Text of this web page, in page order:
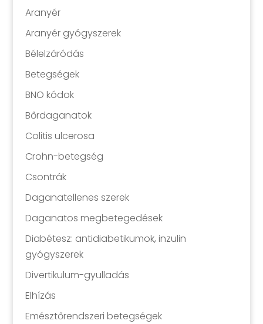
Aranyér
Aranyér gyógyszerek
Bélelzáródás
Betegségek
BNO kódok
Bőrdaganatok
Colitis ulcerosa
Crohn-betegség
Csontrák
Daganatellenes szerek
Daganatos megbetegedések
Diabétesz: antidiabetikumok, inzulin
gyógyszerek
Divertikulum-gyulladás
Elhízás
Emésztőrendszeri betegségek